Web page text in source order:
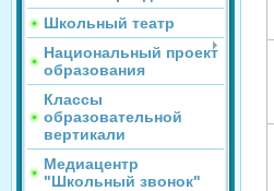
Школьный театр
Национальный проект
образования
Классы
образовательной
вертикали
Медиацентр
"Школьный звонок"